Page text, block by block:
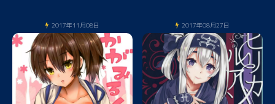
2017年11月08日 2017年08月27日